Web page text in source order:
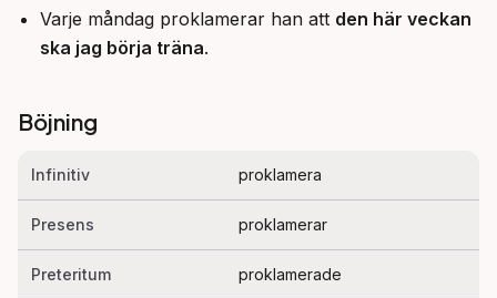
Varje måndag proklamerar han att den här veckan
ska jag börja träna.
Böjning
Infinitiv proklamera
Presens proklamerar
Preteritum proklamerade